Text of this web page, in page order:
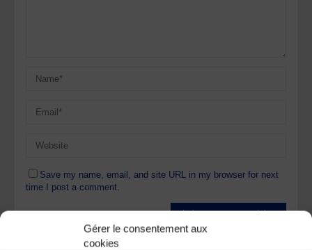
Gérer le consentement aux
cookies
Save my name, email, and site URL in my browser for next
time I post a comment.
Ce site utilise Akismet pour réduire les indésirables.